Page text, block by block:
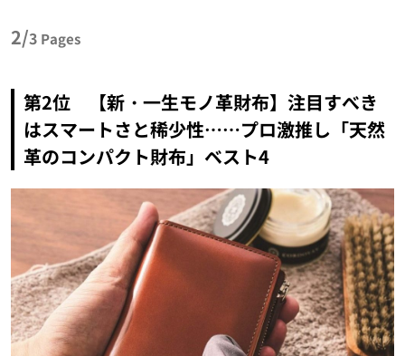
2/3 Pages
第2位 【新・一生モノ革財布】注目すべき
はスマートさと稀少性……プロ激推し「天然
革のコンパクト財布」ベスト4